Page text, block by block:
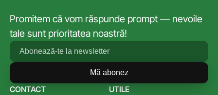
Promitem că vom răspunde prompt — nevoile
tale sunt prioritatea noastră!
Mă abonez
UTILE
CONTACT